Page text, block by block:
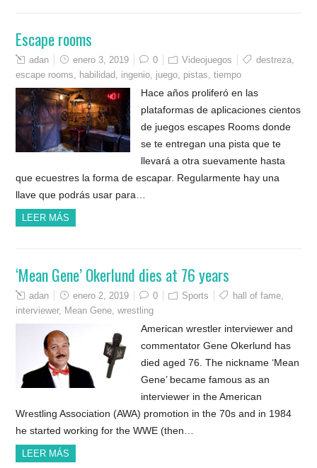
Escape rooms
adan enero 3, 2019 0 Videojuegos destreza,
escape rooms, habilidad, ingenio, juego, pistas,tiempo
Hace años proliferó en las
plataformas de aplicaciones cientos
de juegos escapes Rooms donde
se te entregan una pista que te
llevará a otra suevamente hasta
que ecuestres la forma de escapar. Regularmente hay una
llave que podrás usar para…
LEER MÁS
‘Mean Gene’ Okerlund dies at 76 years
adan enero 2, 2019 0 Sports hall of fame,
interviewer, Mean Gene,wrestling
American wrestler interviewer and
commentator Gene Okerlund has
died aged 76. The nickname ‘Mean
Gene’ became famous as an
interviewer in the American
Wrestling Association (AWA) promotion in the 70s and in 1984
he started working for the WWE (then…
LEER MÁS